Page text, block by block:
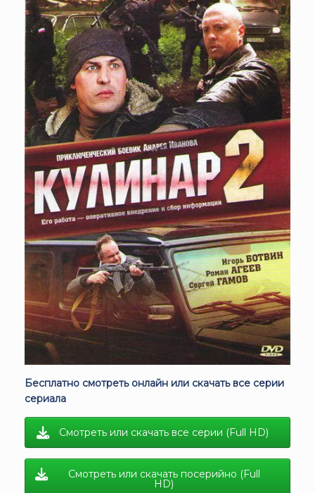
Бесплатно смотреть онлайн или скачать все серии
сериала
Смотреть или скачать все серии (Full HD)
Смотреть или скачать посерийно (Full
HD)